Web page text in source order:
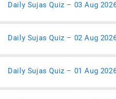
Daily Sujas Quiz – 03 Aug
Daily Sujas Quiz – 02 Aug
Daily Sujas Quiz – 01 Aug